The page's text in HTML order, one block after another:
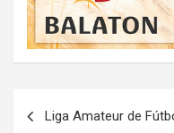
Liga Amateur de